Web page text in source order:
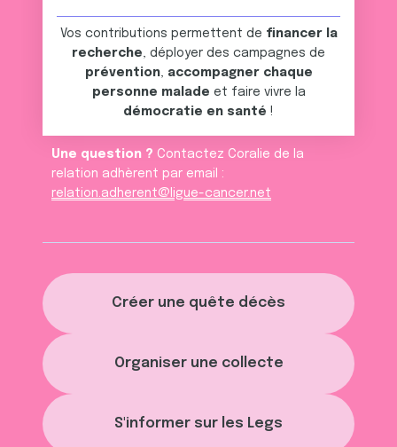
Créer une quête décès
Organiser une collecte
S'informer sur les Legs
Vos contributions permettent de financer la
recherche, déployer des campagnes de
prévention, accompagner chaque
personne malade et faire vivre la
démocratie en santé !
Une question ? Contactez Coralie de la
relation adhèrent par email :
relation.adherent@ligue-cancer.net